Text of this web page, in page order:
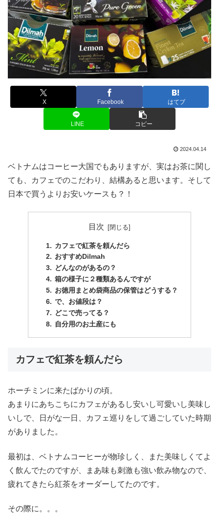
X Facebook はてブ
LINE コピー
2024.04.14
ベトナムはコーヒー大国でもありますが、実はお茶に関し
ても、カフェでのこだわり、結構あると思います。そして
日本で買うよりお安いケースも？！
目次
カフェで紅茶を頼んだら
おすすめDilmah
どんなのがあるの？
箱の様子に２種類あるんですが
お徳用まとめ袋商品の保管はどうする？
で、お値段は？
どこで売ってる？
自分用のお土産にも
カフェで紅茶を頼んだら
ホーチミンに来たばかりの頃。
あまりにあちこちにカフェがあるし安いし可愛いし美味し
いしで、日がな一日、カフェ巡りをして過ごしていた時期
がありました。
最初は、ベトナムコーヒーが物珍しく、また美味しくてよ
く飲んでたのですが、まあ味も刺激も強い飲み物なので、
疲れてきたら紅茶をオーダーしてたのです。
その際に。。。